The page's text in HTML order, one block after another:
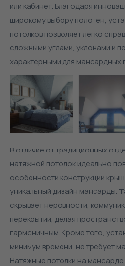
или кабинет. Благодаря
широкому выбору полотен,
потолков позволяет легко
сложными углами, уклонами и
характерными для мансардных
В отличие от традиционных
натяжной потолок идеально
особенности конструкции
уникальный дизайн мансарды.
скрывает неровности,
перекрытий, делая
гармоничным. Кроме того,
минимум времени, не требует
Натяжные потолки на